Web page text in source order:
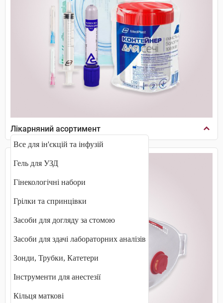
Лікарняний асортимент
Все для ін'єкцій та інфузій
Гель для УЗД
Гінекологічні набори
Грілки та спринцівки
Засоби для догляду за стомою
Засоби для здачі лабораторних аналізів
Зонди, Трубки, Катетери
Інструменти для анестезії
Кільця маткові